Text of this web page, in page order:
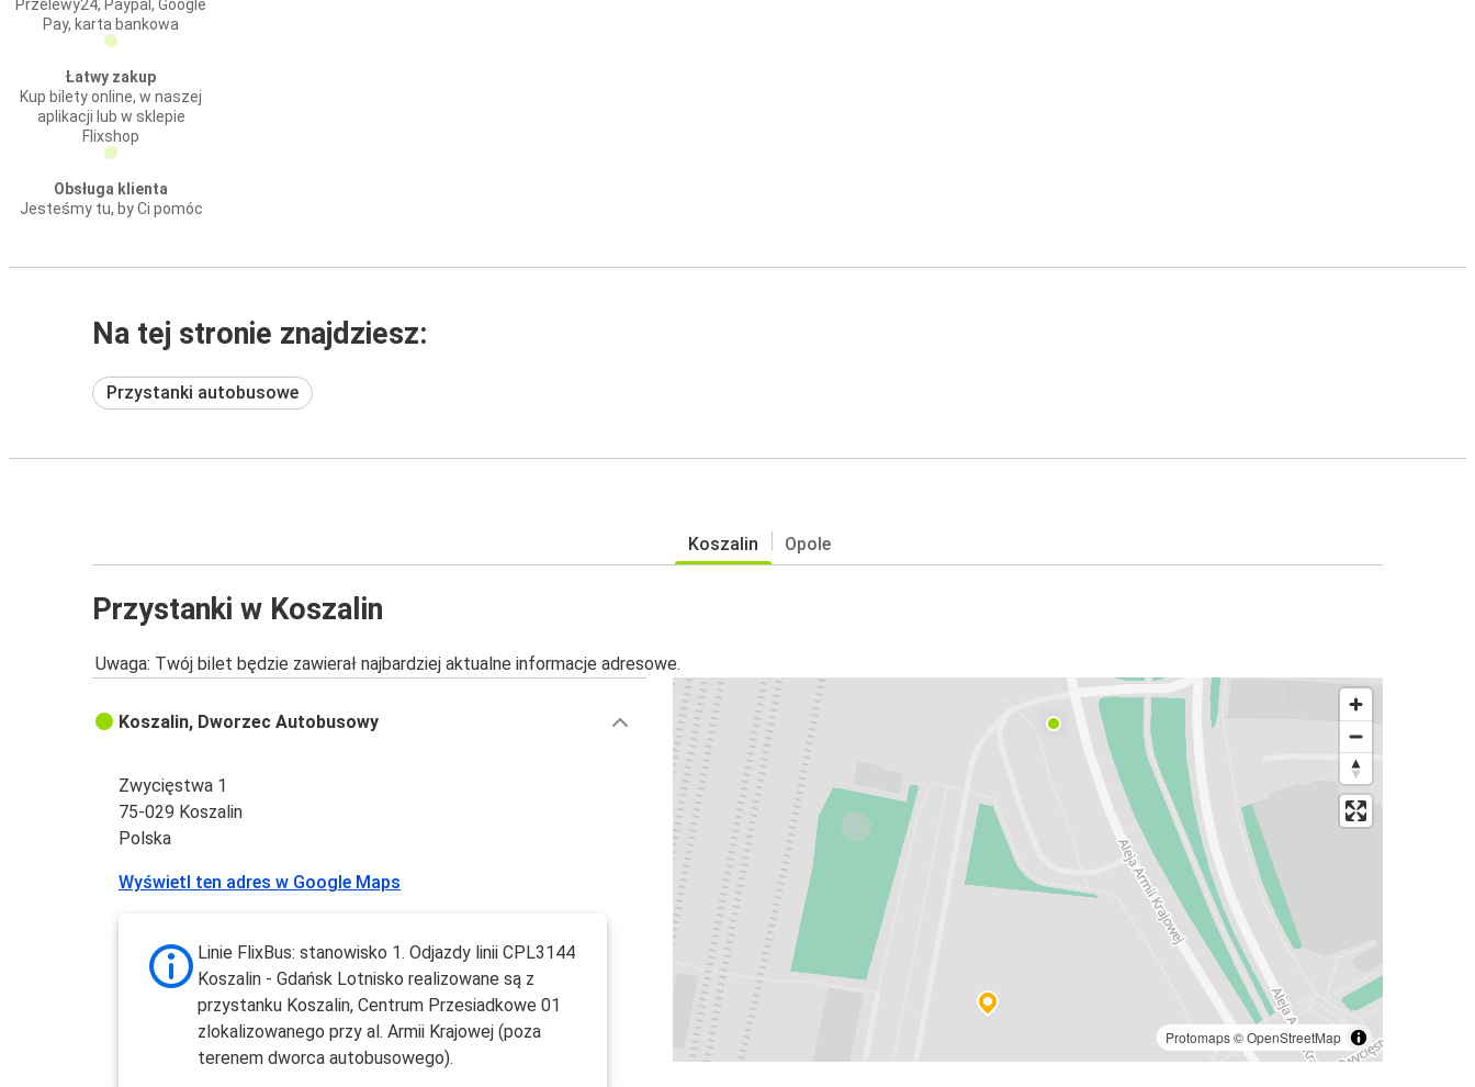
Przelewy24, Paypal, Google
Pay, karta bankowa
Łatwy zakup
Kup bilety online, w naszej
aplikacji lub w sklepie
Flixshop
Obsługa klienta
Jesteśmy tu, by Ci pomóc
Na tej stronie znajdziesz:
Przystanki autobusowe
Koszalin Opole
Przystanki w Koszalin
Uwaga: Twój bilet będzie zawierał najbardziej aktualne informacje adresowe.
Protomaps©OpenStreetMap
Koszalin, Dworzec Autobusowy
Zwycięstwa 1
75-029 Koszalin
Polska
Wyświetl ten adres w Google Maps
Linie FlixBus: stanowisko 1. Odjazdy linii CPL3144
Koszalin - Gdańsk Lotnisko realizowane są z
przystanku Koszalin, Centrum Przesiadkowe 01
zlokalizowanego przy al. Armii Krajowej (poza
terenem dworca autobusowego).